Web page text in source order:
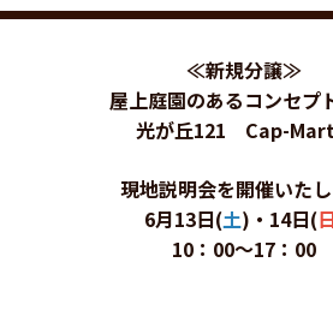
≪新規分譲≫
屋上庭園のあるコンセプ
光が丘121 Cap-
現地説明会を開催いたし
6月13日(土)・14日(日
10：00～17：00